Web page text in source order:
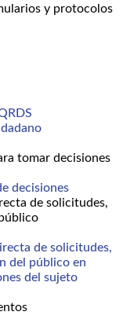
y protocolos
tomar decisiones
decisiones
de solicitudes,
de solicitudes,
del público en
del sujeto